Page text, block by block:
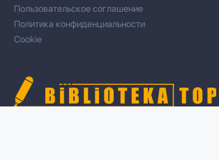
Пользовательское соглашение
Политика конфиденциальности
Cookie